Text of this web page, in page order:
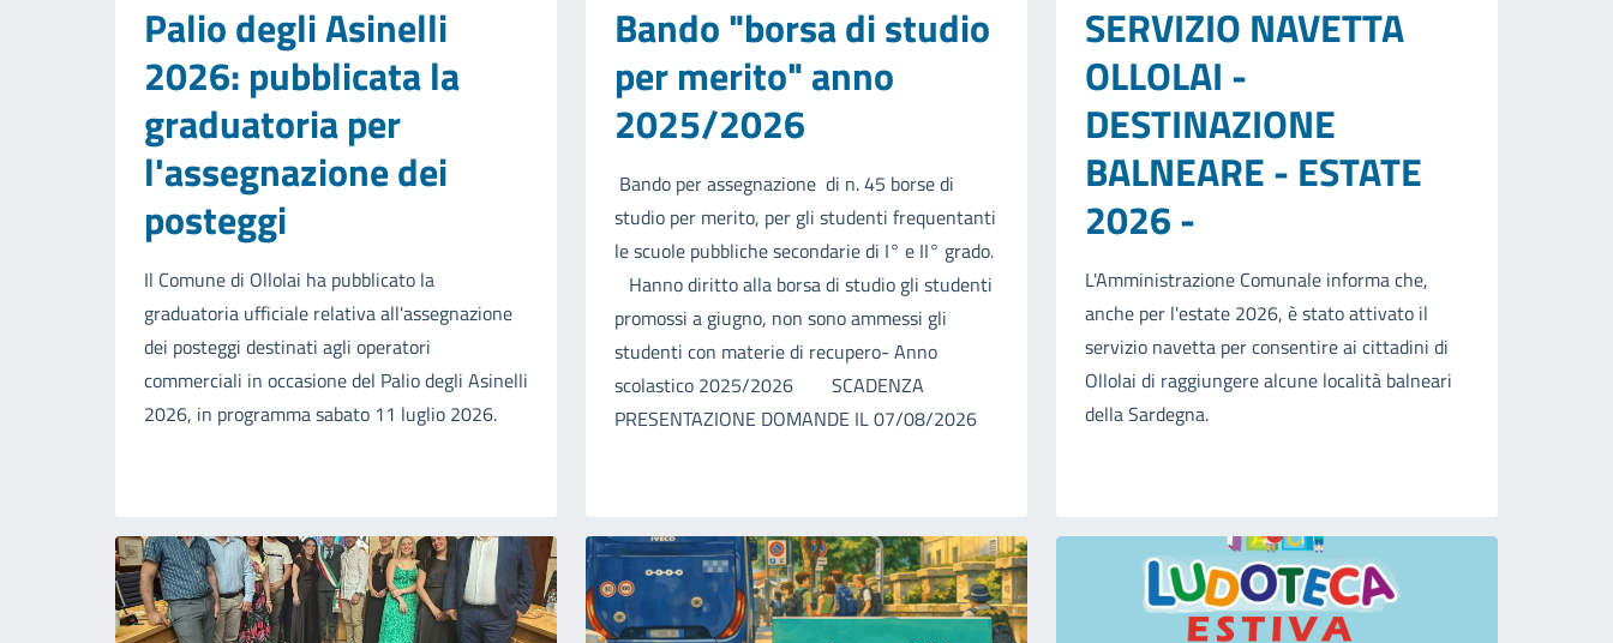
Palio degli Asinelli
2026: pubblicata la
graduatoria per
l'assegnazione dei
posteggi
Il Comune di Ollolai ha pubblicato la
graduatoria ufficiale relativa all'assegnazione
dei posteggi destinati agli operatori
commerciali in occasione del Palio degli Asinelli
2026, in programma sabato 11 luglio 2026.
Bando "borsa di studio
per merito" anno
2025/2026
Bando per assegnazione di n. 45 borse di
studio per merito, per gli studenti frequentanti
le scuole pubbliche secondarie di I° e II° grado.
Hanno diritto alla borsa di studio gli studenti
promossi a giugno, non sono ammessi gli
studenti con materie di recupero- Anno
scolastico 2025/2026 SCADENZA
PRESENTAZIONE DOMANDE IL 07/08/2026
SERVIZIO NAVETTA
OLLOLAI -
DESTINAZIONE
BALNEARE - ESTATE
2026 -
L'Amministrazione Comunale informa che,
anche per l'estate 2026, è stato attivato il
servizio navetta per consentire ai cittadini di
Ollolai di raggiungere alcune località balneari
della Sardegna.